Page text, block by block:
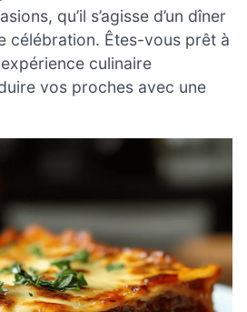
qu’il s’agisse d’un dîner
célébration. Êtes-vous prêt à
culinaire
vos proches avec une